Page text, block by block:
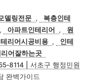
델링전문 ,
복층인테
, 아파트인테리어 ,
원
리어시공비용 ,
인테
어잘하는곳
8114 | 서초구 행정민원
완벽가이드